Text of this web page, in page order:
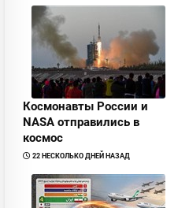
Космонавты Pоссии и
NASA отправились в
космос
22 НЕСКОЛЬКО ДНЕЙ НАЗАД